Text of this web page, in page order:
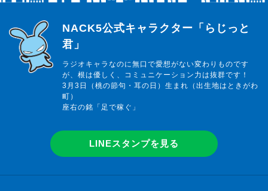
らじっと君
NACK5公式キャラクター「らじっと
君」
ラジオキャラなのに無口で愛想がない変わりものです
が、根は優しく、コミュニケーション力は抜群です！
3月3日（桃の節句・耳の日）生まれ（出生地はときがわ
町）
座右の銘「足で稼ぐ」
LINEスタンプを見る